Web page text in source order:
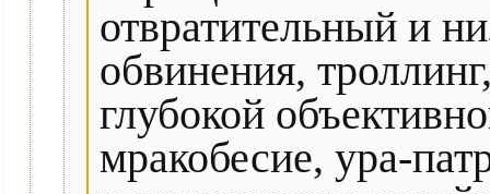
отвратительный и
обвинения,
глубокой
мракобесие, ура-